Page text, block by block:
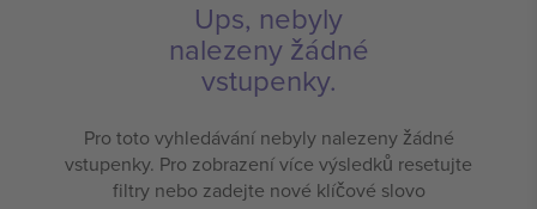
Ups, nebyly
nalezeny žádné
vstupenky.
Pro toto vyhledávání nebyly nalezeny žádné
vstupenky. Pro zobrazení více výsledků resetujte
filtry nebo zadejte nové klíčové slovo